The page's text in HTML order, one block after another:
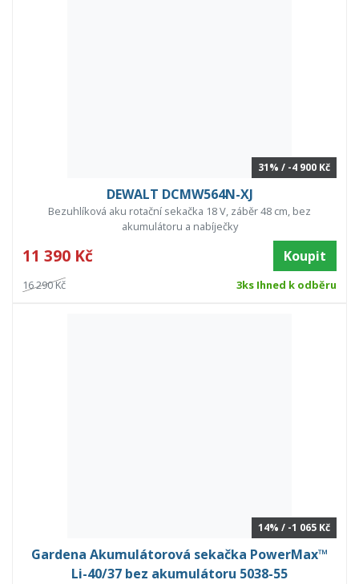
31% / -4 900 Kč
DEWALT DCMW564N-XJ
Bezuhlíková aku rotační sekačka 18 V, záběr 48 cm, bez
akumulátoru a nabíječky
11 390 Kč Koupit
16 290 Kč 3ks Ihned k odběru
14% / -1 065 Kč
Gardena Akumulátorová sekačka PowerMax™
Li-40/37 bez akumulátoru 5038-55